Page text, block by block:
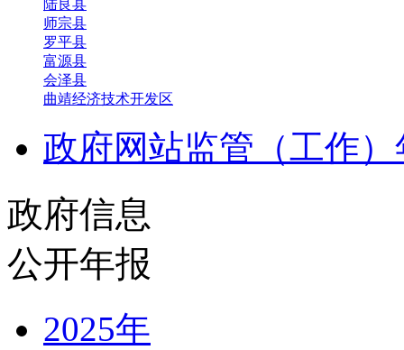
陆良县
师宗县
罗平县
富源县
会泽县
曲靖经济技术开发区
政府网站监管（工作
政府信息
公开年报
2025年